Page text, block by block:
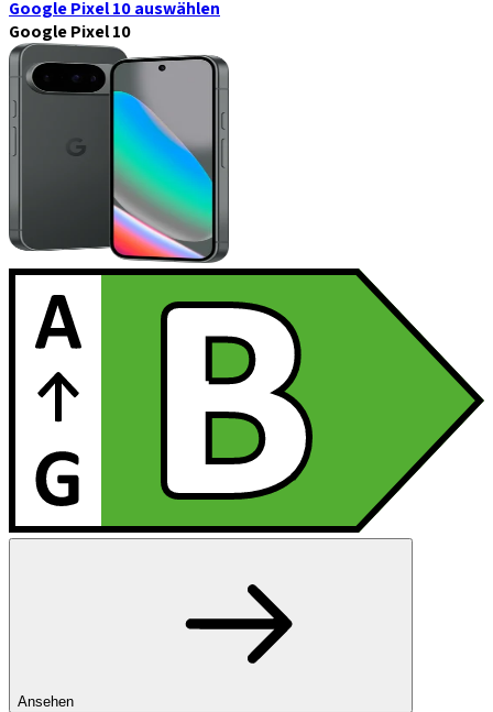
Google Pixel 10auswählen
Google Pixel 10
Ansehen